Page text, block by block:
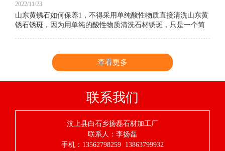
2022/11/23
山东黄锈石如何保养1，不得采用单纯酸性物质直接清洗山东黄
锈石锈斑，因为用单纯的酸性物质清洗石材锈斑，只是一个简
查看更多
联系我们
汶上县白石乡扬磊石材加工厂
联系人：李扬磊
手机：13562798259 13863799932